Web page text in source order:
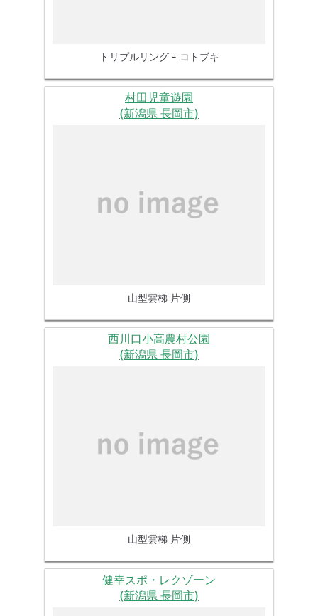
トリプルリング - コトブキ
村田児童遊園
(新潟県 長岡市)
山型雲梯 片側
西川口小高農村公園
(新潟県 長岡市)
山型雲梯 片側
健幸スポ・レクゾーン
(新潟県 長岡市)